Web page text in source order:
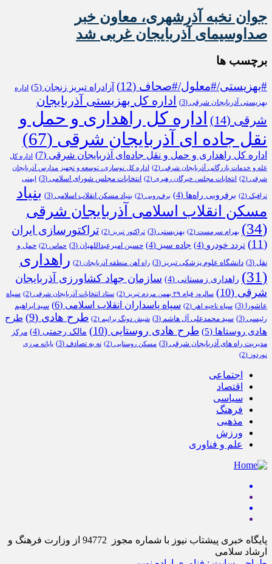
جوان نخبه آذرشهری، معاون خبر
صداوسیمای آذربایجان غربی شد
برچسب ها
#بهزیستی/#معلول/#صحاف (12) آزادراه تبریز زنجان (5)
اداره
بهزیستی آذربایجان شرقی (3)
اداره کل بهزیستی آذربایجان
شرقی (14)
اداره کل راهداری و حمل و
نقل جاده ای آذربایجان شرقی (67)
اداره کل راهداری و حمل و نقل جاده‌ای آذربایجان شرقی (7)
اداره کل
غله و خدمات بازرگانی آذربایجان شرقی (2)
اداره کل نوسازی، توسعه و تجهیز مدارس آذربایجان
شرقی (2) انتخابات مجلس خبرگان رهبری (2) انتخابات مجلس شورای اسلامی (3) ایمنی
ترافیک (2) برفروبی راه‌ها (4) برف‌روبی (2) بنیاد مسکن انقلاب اسلامی (3)
بنیاد
مسکن انقلاب اسلامی آذربایجان شرقی
(34)
بهرام سرمست (2) بهزیستی (3) تراکتور تبریز (2)
تراکتورسازی ایران
(11)
تردد خودرو (4) جاده سبز (4) حسین امیرعبداللهیان (3) حماس (2)
حمل و
نقل (3) دانشگاه علوم پزشکی تبریز (3) راه آهن منطقه آذربایجان (2)
راهداری
(31)
راهداری زمستانی (4)
سازمان جهاد کشاورزی آذربایجان
شرقی (10) سالروز قیام ۲۹ بهمن مردم تبریز (2) ستاد انتخابات آذربایجان شرقی (2)
سپاه
عاشورا
(3) سپاه ناحیه اهر (2) سپاه پاسداران انقلاب اسلامی (6)
سید ابراهیم
رئیسی (3) سید محمدعلی آل هاشم (3) شیش دونگ برانیم (2) طرح هادی (9)
طرح
هادی روستاها (5) طرح هادی روستایی (10) مالک رحمتی (4)
مرکز
مدیریت راه های آذربایجان شرقی (3) مسکن روستایی (2) نه به تصادف (3)
پایانه مرزی
نوردوز (2)
اجتماعی
اقتصاد
سیاسی
فرهنگ
مذهبی
ورزش
علم و فناوری
پایگاه خبری پیشتاب نیوز با شماره مجوز 94772 از وزارت فرهنگ و
ارشاد سلامی